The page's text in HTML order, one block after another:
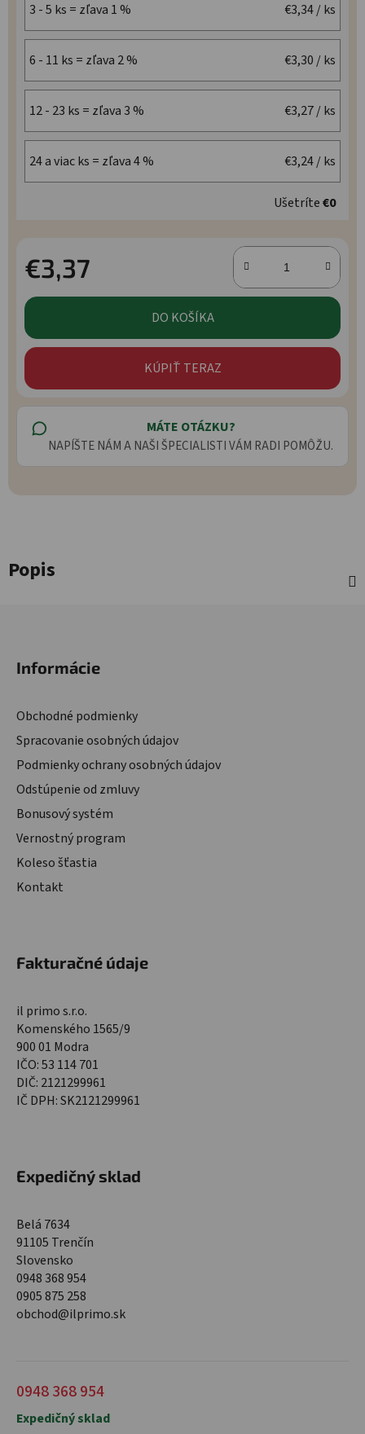
3 - 5 ks = zľava 1 % €3,34/ ks
6 - 11 ks = zľava 2 % €3,30 / ks
12 - 23 ks = zľava 3 % €3,27/ ks
24 a viac ks = zľava 4 % €3,24/ ks
Ušetríte€0
€3,37
Jednotková cena:
DO KOŠÍKA
KÚPIŤ TERAZ
MÁTE OTÁZKU?
NAPÍŠTE NÁM A NAŠI ŠPECIALISTI VÁM RADI POMÔŽU.
Popis
Informácie
Obchodné podmienky
Spracovanie osobných údajov
Podmienky ochrany osobných údajov
Odstúpenie od zmluvy
Bonusový systém
Vernostný program
Koleso šťastia
Kontakt
Fakturačné údaje
il primo s.r.o.
Komenského 1565/9
900 01 Modra
IČO: 53 114 701
DIČ: 2121299961
IČ DPH: SK2121299961
Expedičný sklad
Belá 7634
91105 Trenčín
Slovensko
0948 368 954
0905 875 258
obchod@ilprimo.sk
0948 368 954
Expedičný sklad